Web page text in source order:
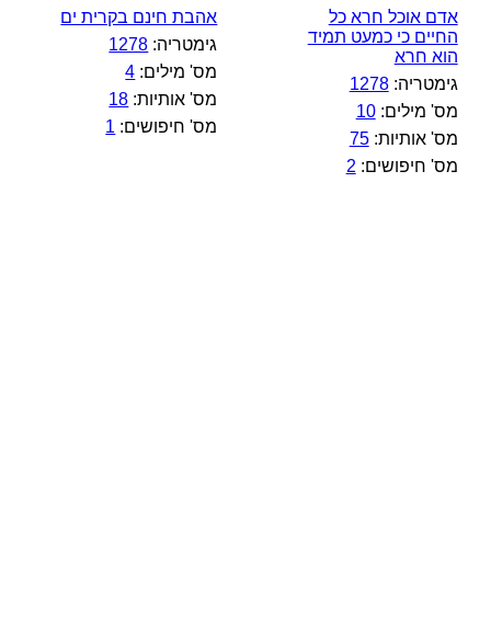
אדם אוכל חרא כל
החיים כי כמעט תמיד
הוא חרא
גימטריה:1278
מס' מילים:10
מס' אותיות:75
מס' חיפושים: 2
אהבת חינם בקרית ים
גימטריה: 1278
מס' מילים: 4
מס' אותיות: 18
מס' חיפושים: 1